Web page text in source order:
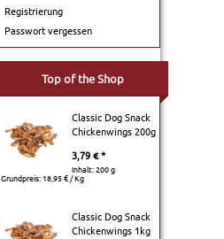
Registrierung
Passwort vergessen
Top of the Shop
Classic Dog Snack
Chickenwings 200g
3,79 € *
Inhalt: 200 g
Grundpreis: 18,95 € / Kg
Classic Dog Snack
Chickenwings 1kg